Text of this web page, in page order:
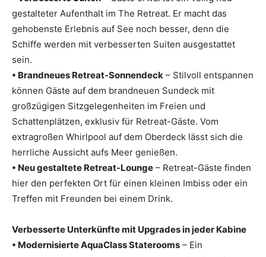
gestalteter Aufenthalt im The Retreat. Er macht das
gehobenste Erlebnis auf See noch besser, denn die
Schiffe werden mit verbesserten Suiten ausgestattet
sein.
• Brandneues Retreat-Sonnendeck – Stilvoll entspannen
können Gäste auf dem brandneuen Sundeck mit
großzügigen Sitzgelegenheiten im Freien und
Schattenplätzen, exklusiv für Retreat-Gäste. Vom
extragroßen Whirlpool auf dem Oberdeck lässt sich die
herrliche Aussicht aufs Meer genießen.
• Neu gestaltete Retreat-Lounge – Retreat-Gäste finden
hier den perfekten Ort für einen kleinen Imbiss oder ein
Treffen mit Freunden bei einem Drink.
Verbesserte Unterkünfte mit Upgrades in jeder Kabine
• Modernisierte AquaClass Staterooms – Ein